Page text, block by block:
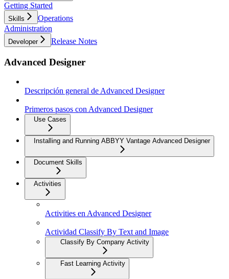
Getting Started
Skills
Operations
Administration
Developer Release Notes
Advanced Designer
Descripción general de Advanced Designer
Primeros pasos con Advanced Designer
Use Cases
Installing and Running ABBYY Vantage Advanced Designer
Document Skills
Activities
Activities en Advanced Designer
Actividad Classify By Text and Image
Classify By Company Activity
Fast Learning Activity